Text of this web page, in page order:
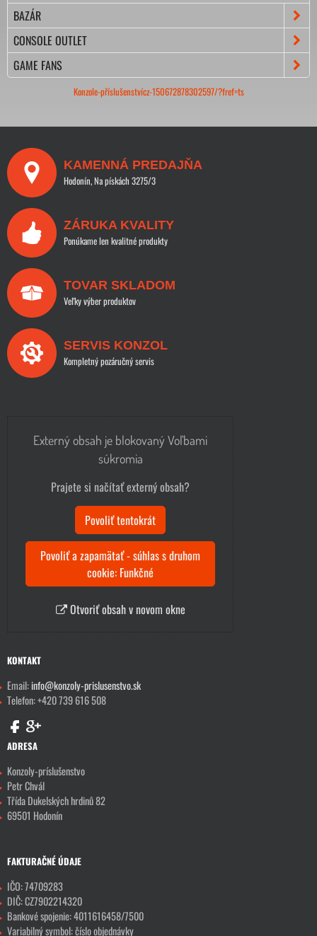
BAZÁR
CONSOLE OUTLET
GAME FANS
Konzole-příslušenstvícz-150672878302597/?fref=ts
KAMENNÁ PREDAJŇA
Hodonín, Na pískách 3275/3
ZÁRUKA KVALITY
Ponúkame len kvalitné produkty
TOVAR SKLADOM
Veľky výber produktov
SERVIS KONZOL
Kompletný pozáručný servis
Externý obsah je blokovaný Voľbami
súkromia
Prajete si načítať externý obsah?
Povoliť tentokrát
Povoliť a zapamätať - súhlas s druhom
cookie: Funkčné
Otvoriť obsah v novom okne
KONTAKT
Email:info@konzoly-prislusenstvo.sk
Telefon: +420 739 616 508
ADRESA
Konzoly-príslušenstvo
Petr Chvál
Třída Dukelských hrdinů 82
69501 Hodonín
FAKTURAČNÉ ÚDAJE
IČO: 74709283
DIČ: CZ7902214320
Bankové spojenie: 4011616458/7500
Variabilný symbol: číslo objednávky